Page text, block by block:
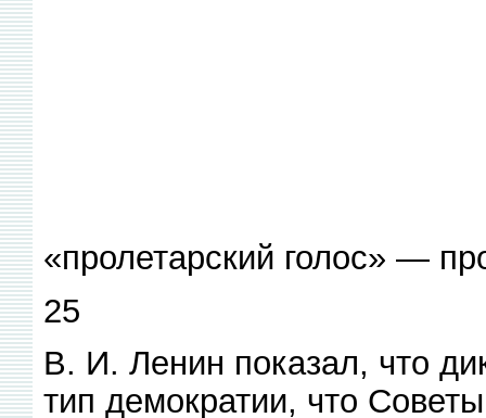
«пролетарский голос» —
25
В. И. Ленин показал, что
тип демократии, что